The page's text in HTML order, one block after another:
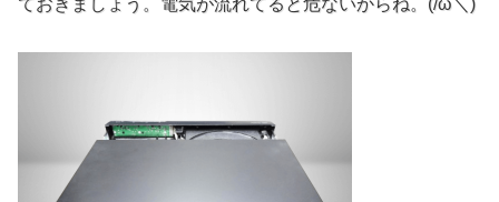
ておきましょう。電気が流れてると危ないからね。(/ω＼)